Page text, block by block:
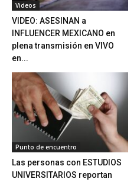
Videos
VIDEO: ASESINAN a
INFLUENCER MEXICANO en
plena transmisión en VIVO
en...
Punto de encuentro
Las personas con ESTUDIOS
UNIVERSITARIOS reportan